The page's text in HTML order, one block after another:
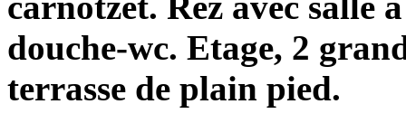
douche-wc. Etage, 2
terrasse de plain pied.